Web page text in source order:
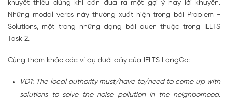
khuyết thiếu dùng khi cần đưa ra một gợi ý hay lời khuyên.
Những modal verbs này thường xuất hiện trong bài Problem -
Solutions, một trong những dạng bài quen thuộc trong IELTS
Task 2.
Cùng tham khảo các ví dụ dưới đây của IELTS LangGo:
VD1: The local authority must/have to/need to come up with
solutions to solve the noise pollution in the neighborhood.